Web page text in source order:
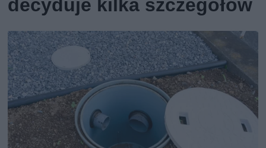
decyduje kilka szczegółów